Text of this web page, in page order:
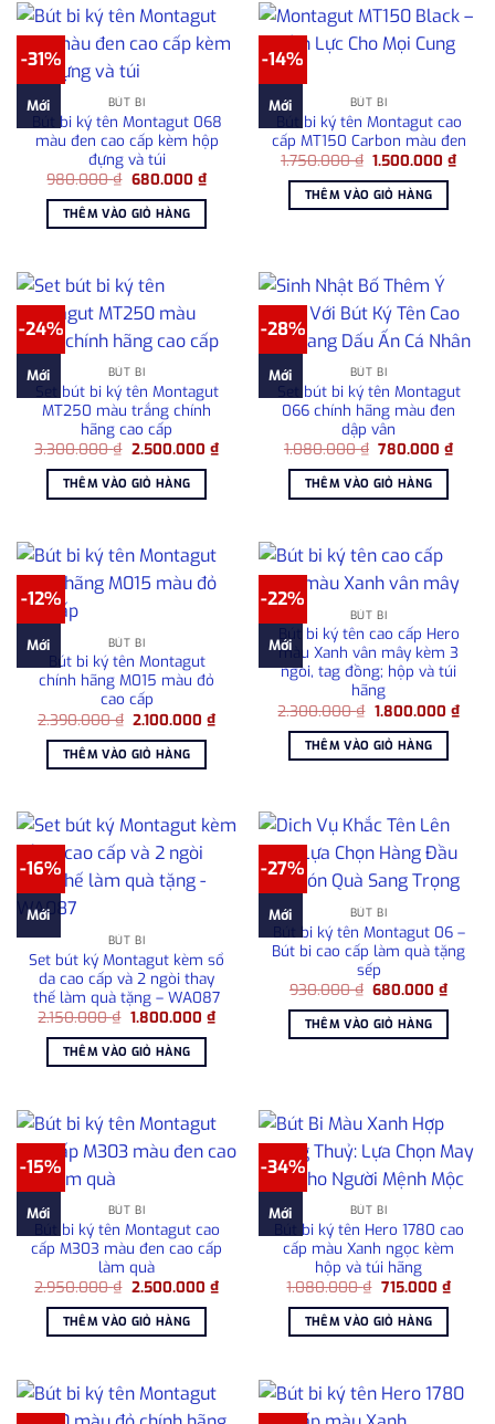
-31%
Mới BÚT BI
Bút bi ký tên Montagut 068
màu đen cao cấp kèm hộp
đựng và túi
980.000₫ Giá
là:
980.000 ₫.
680.000 ₫Giá
hiện
680.000 ₫.
THÊM VÀO GIỎ HÀNG
-14%
Mới BÚT BI
Bút bi ký tên Montagut cao
cấp MT150 Carbon màu đen
1.750.000₫ Giá
là:
1.750.000 ₫.
1.500.000₫Giá
hiện
THÊM VÀO GIỎ HÀNG
-24%
Mới BÚT BI
Set bút bi ký tên Montagut
MT250 màu trắng chính
hãng cao cấp
3.300.000₫ Giá
là:
3.300.000 ₫.
2.500.000 ₫Giá
2.500.000 ₫.
THÊM VÀO GIỎ HÀNG
-28%
Mới BÚT BI
Set bút bi ký tên Montagut
066 chính hãng màu đen
dập vân
1.080.000₫ Giá
là:
1.080.000 ₫.
780.000₫Giá
THÊM VÀO GIỎ HÀNG
-12%
Mới BÚT BI
Bút bi ký tên Montagut
chính hãng M015 màu đỏ
cao cấp
2.390.000₫ Giá
là:
2.390.000 ₫.
2.100.000₫Giá
hiện
THÊM VÀO GIỎ HÀNG
-22%
Mới
BÚT BI
Bút bi ký tên cao cấp Hero
màu Xanh vân mây kèm 3
ngòi, tag đồng; hộp và túi
hãng
2.300.000₫ Giá
là:
2.300.000 ₫.
1.800.000 ₫Giá
hiện
THÊM VÀO GIỎ HÀNG
-16%
Mới
BÚT BI
Set bút ký Montagut kèm sổ
da cao cấp và 2 ngòi thay
thế làm quà tặng – WA087
2.150.000₫ Giá
là:
2.150.000 ₫.
1.800.000 ₫Giá
hiện
THÊM VÀO GIỎ HÀNG
-27%
Mới BÚT BI
Bút bi ký tên Montagut 06 –
Bút bi cao cấp làm quà tặng
sếp
930.000₫ Giá
là:
930.000 ₫.
680.000₫Giá
hiện
THÊM VÀO GIỎ HÀNG
-15%
Mới BÚT BI
Bút bi ký tên Montagut cao
cấp M303 màu đen cao cấp
làm quà
2.950.000₫ Giá
là:
2.950.000 ₫.
2.500.000 ₫Giá
THÊM VÀO GIỎ HÀNG
-34%
Mới BÚT BI
Bút bi ký tên Hero 1780 cao
cấp màu Xanh ngọc kèm
hộp và túi hãng
1.080.000₫ Giá
là:
1.080.000 ₫.
715.000 ₫Giá
THÊM VÀO GIỎ HÀNG